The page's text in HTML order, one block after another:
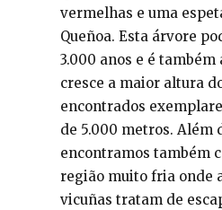
vermelhas e uma
Queñoa. Esta árvore
3.000 anos e é também
cresce a maior altura
encontrados
de 5.000 metros. Além
encontramos também
região muito fria onde
vicuñas tratam de